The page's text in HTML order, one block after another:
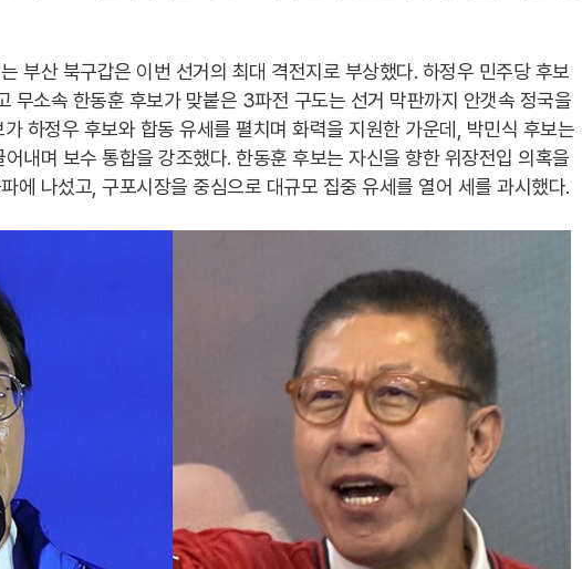
부산 북구갑은 이번 선거의 최대 격전지로 부상했다. 하정우 민주당 후보
무소속 한동훈 후보가 맞붙은 3파전 구도는 선거 막판까지 안갯속 정국을
하정우 후보와 합동 유세를 펼치며 화력을 지원한 가운데, 박민식 후보는
내며 보수 통합을 강조했다. 한동훈 후보는 자신을 향한 위장전입 의혹을
에 나섰고, 구포시장을 중심으로 대규모 집중 유세를 열어 세를 과시했다.